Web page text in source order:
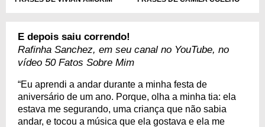
E depois saiu correndo!
Rafinha Sanchez, em seu canal no YouTube, no
vídeo 50 Fatos Sobre Mim
“Eu aprendi a andar durante a minha festa de
aniversário de um ano. Porque, olha a minha tia: ela
estava me segurando, uma criança que não sabia
andar, e tocou a música que ela gostava e ela me